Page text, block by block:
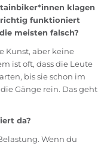
klagen
richtig funktioniert
meisten falsch?
Kunst, aber keine
ist oft, dass die Leute
bis sie schon im
Gänge rein. Das geht
da?
Wenn du